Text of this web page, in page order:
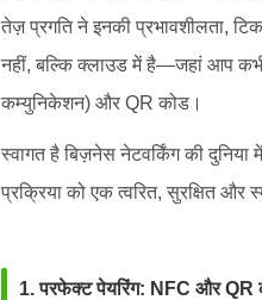
तेज़ प्रगति ने इनकी प्रभावशीलता,
नहीं, बल्कि क्लाउड में है—जहां आप
कम्युनिकेशन) और QR कोड।
स्वागत है बिज़नेस नेटवर्किंग की
प्रक्रिया को एक त्वरित, सुरक्षित और
1. परफेक्ट पेयरिंग: NFC और QR